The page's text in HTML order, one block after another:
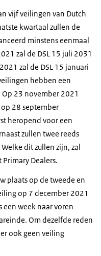
vijf veilingen van Dutch
kwartaal zullen de
minstens eenmaal
zal de DSL 15 juli 2031
zal de DSL 15 januari
hebben een
23 november 2021
28 september
heropend voor een
zullen twee reeds
dit zullen zijn, zal
Dealers.
plaats op de tweede en
op 7 december 2021
een week naar voren
Om dezelfde reden
ook geen veiling